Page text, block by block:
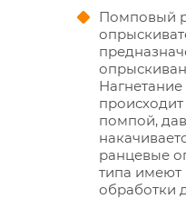
Помповый
Нагнетание
помпой,
ранцевые
типа имеют
обработки